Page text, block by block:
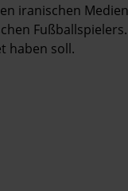
iranischen
haben soll.